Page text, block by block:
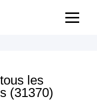
les
(31370)